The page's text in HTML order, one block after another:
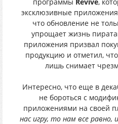
эксклюзивные
что обновление не
упрощает жизнь
приложения призвал
продукцию и отметил,
лишь снимает
Интересно, что еще в
не бороться с
приложениями на своей
нас игру, то нам все равно,